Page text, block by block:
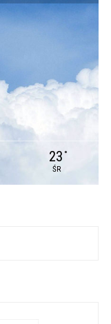
23 °
ŚR